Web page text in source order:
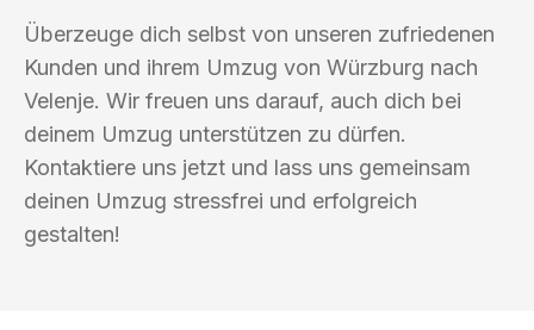
Überzeuge dich selbst von unseren zufriedenen
Kunden und ihrem Umzug von Würzburg nach
Velenje. Wir freuen uns darauf, auch dich bei
deinem Umzug unterstützen zu dürfen.
Kontaktiere uns jetzt und lass uns gemeinsam
deinen Umzug stressfrei und erfolgreich
gestalten!